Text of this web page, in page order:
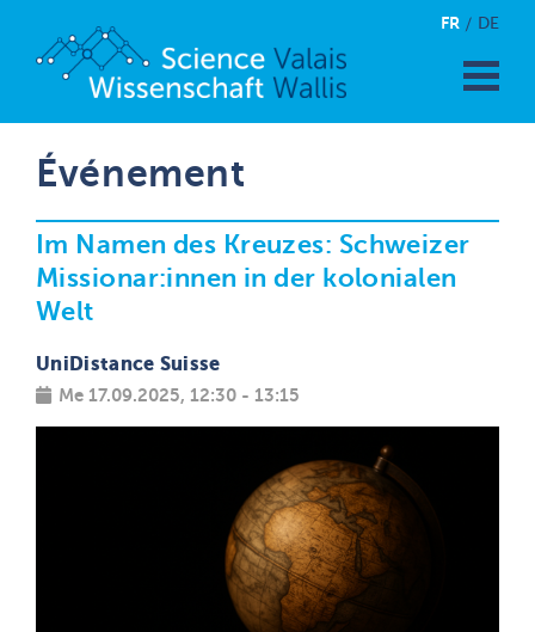
FR DE
Événement
Im Namen des Kreuzes: Schweizer
Missionar:innen in der kolonialen
Welt
UniDistance Suisse
Me 17.09.2025, 12:30 - 13:15